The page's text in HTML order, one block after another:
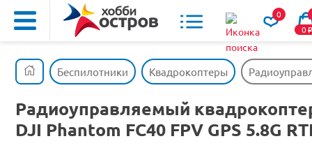
0
0o
Беспилотники Квадрокоптеры
Радиоуправляемый
DJI Phantom FC40 FPV GPS 5.8G